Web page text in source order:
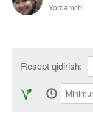
Yordamchi
Resept qidirish: